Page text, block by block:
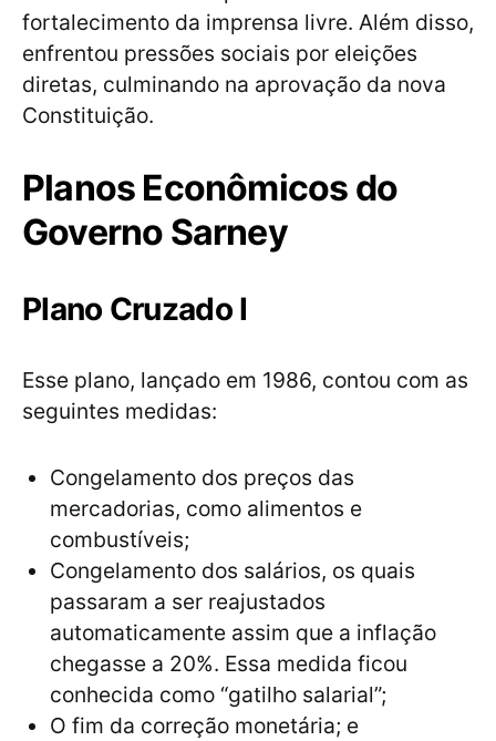
fortalecimento da imprensa livre. Além disso,
enfrentou pressões sociais por eleições
diretas, culminando na aprovação da nova
Constituição.
Planos Econômicos do
Governo Sarney
Plano Cruzado I
Esse plano, lançado em 1986, contou com as
seguintes medidas:
Congelamento dos preços das
mercadorias, como alimentos e
combustíveis;
Congelamento dos salários, os quais
passaram a ser reajustados
automaticamente assim que a inflação
chegasse a 20%. Essa medida ficou
conhecida como “gatilho salarial”;
O fim da correção monetária; e